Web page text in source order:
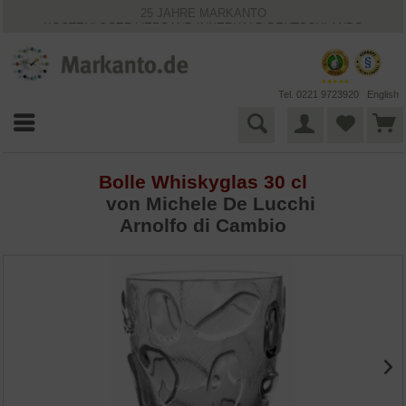
25 JAHRE MARKANTO
KOSTENLOSER VERSAND INNERHALB DEUTSCHLANDS
VIELFÄLTIGE ZAHLUNGSMÖGLICHKEITEN
BESTPRICE-GARANTIE
Tel. 0221 9723920 English
Bolle Whiskyglas 30 cl
von Michele De Lucchi
Arnolfo di Cambio